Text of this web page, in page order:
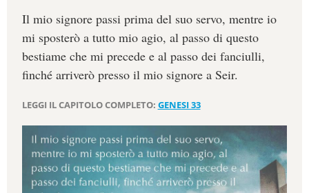
Il mio signore passi prima del suo servo, mentre io
mi sposterò a tutto mio agio, al passo di questo
bestiame che mi precede e al passo dei fanciulli,
finché arriverò presso il mio signore a Seir.
LEGGI IL CAPITOLO COMPLETO: GENESI 33